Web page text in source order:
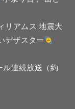
リアムス 地震大
デザスター
ル連続放送（約